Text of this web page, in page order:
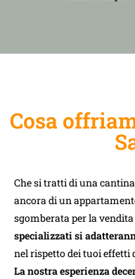
Cosa
Che si tratti di una
ancora di un
sgomberata per la vendita
specializzati si
nel rispetto dei tuoi effetti
La nostra esperienza